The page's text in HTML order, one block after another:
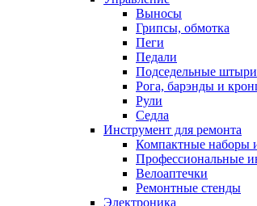
Выносы
Грипсы, обмотка
Пеги
Педали
Подседельные штыри
Рога, барэнды и
Рули
Седла
Инструмент для ремонта
Компактные наборы
Профессиональные
Велоаптечки
Ремонтные стенды
Электроника